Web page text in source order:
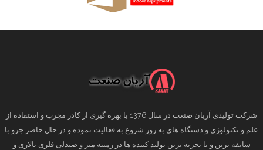
شرکت تولیدی آریان صنعت در سال 1376 با بهره گیری از کادر مجرب و استفاده از
علم و تکنولوژی و دستگاه های به روز شروع به فعالیت نموده و در حال حاضر جزو با
سابقه ترین و با تجربه ترین تولید کننده ها در زمینه میز و صندلی فلزی تالاری و